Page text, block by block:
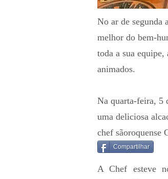
No ar de segunda
melhor do bem-
toda a sua equipe,
animados.
Na quarta-feira, 5
uma deliciosa
chef sãoroquense
Compartilhar
A Chef esteve